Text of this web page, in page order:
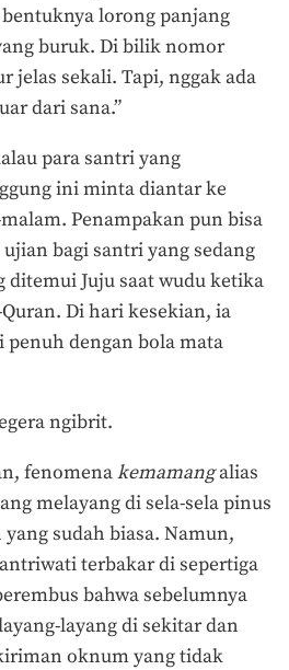
lorong panjang
buruk. Di bilik nomor
jelas sekali. Tapi, nggak ada
dari sana.”
para santri yang
ini minta diantar ke
Penampakan pun bisa
bagi santri yang sedang
ditemui Juju saat wudu ketika
Di hari kesekian, ia
dengan bola mata
ngibrit.
fenomenakemamangalias
melayang di sela-sela pinus
sudah biasa. Namun,
terbakar di sepertiga
bahwa sebelumnya
layang di sekitar dan
oknum yang tidak